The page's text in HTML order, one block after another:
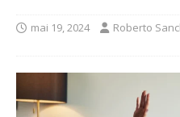
mai 19, 2024 Roberto